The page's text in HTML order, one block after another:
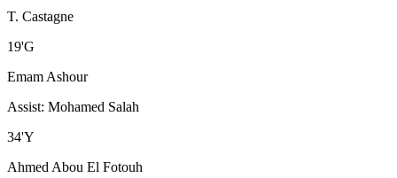
T. Castagne
19'G
Emam Ashour
Assist: Mohamed Salah
34'Y
Ahmed Abou El Fotouh